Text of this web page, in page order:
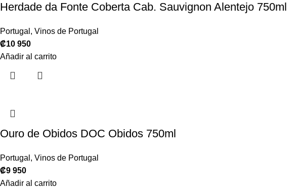
Herdade da Fonte Coberta Cab. Sauvignon Alentejo 750ml
Portugal , Vinos de Portugal
₡10 950
Añadir al carrito
Ouro de Obidos DOC Obidos 750ml
Portugal , Vinos de Portugal
₡9 950
Añadir al carrito